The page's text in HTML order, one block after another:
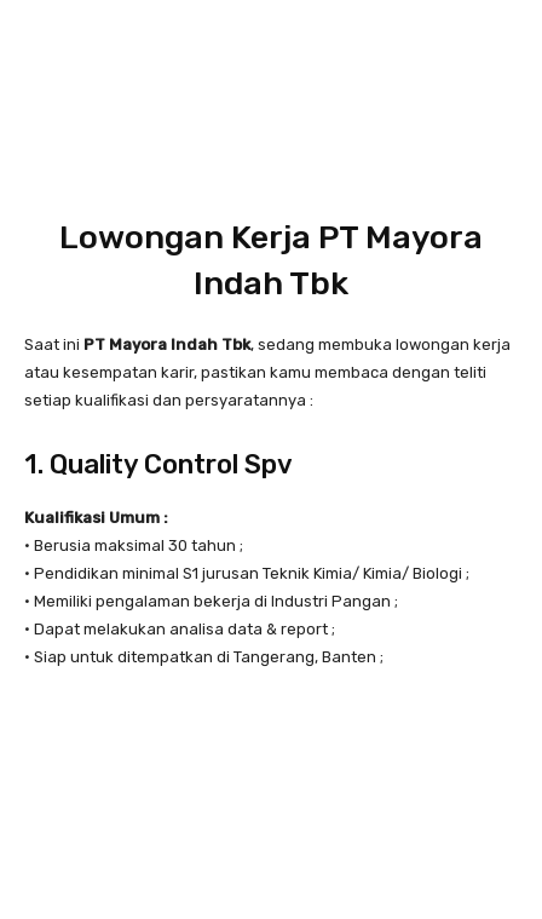
Lowongan Kerja PT Mayora
Indah Tbk
Saat ini PT Mayora Indah Tbk, sedang membuka lowongan kerja
atau kesempatan karir, pastikan kamu membaca dengan teliti
setiap kualifikasi dan persyaratannya :
1. Quality Control Spv
Kualifikasi Umum :
• Berusia maksimal 30 tahun ;
• Pendidikan minimal S1 jurusan Teknik Kimia/ Kimia/ Biologi ;
• Memiliki pengalaman bekerja di Industri Pangan ;
• Dapat melakukan analisa data & report ;
• Siap untuk ditempatkan di Tangerang, Banten ;